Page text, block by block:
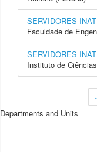
SERVIDORES
Faculdade de
SERVIDORES
Instituto de
Departments and Units